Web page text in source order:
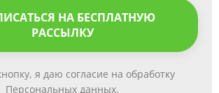
НА БЕСПЛАТНУЮ
РАССЫЛКУ
я даю согласие на обработку
Персональных данных.